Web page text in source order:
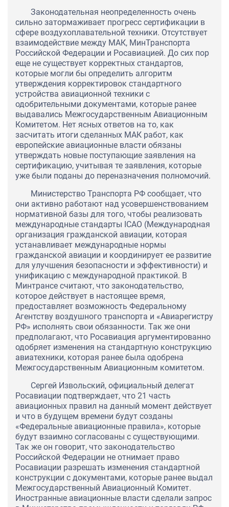
Законодательная неопределенность очень
сильно затормаживает прогресс сертификации в
сфере воздухоплавательной техники. Отсутствует
взаимодействие между МАК, МинТранспорта
Российской Федерации и Росавиацией. До сих пор
еще не существует корректных стандартов,
которые могли бы определить алгоритм
утверждения корректировок стандартного
устройства авиационной техники с
одобрительными документами, которые ранее
выдавались Межгосударственным Авиационным
Комитетом. Нет ясных ответов на то, как
засчитать итоги сделанных МАК работ, как
европейские авиационные власти обязаны
утверждать новые поступающие заявления на
сертификацию, учитывая те заявления, которые
уже были поданы до переназначения полномочий.
Министерство Транспорта РФ сообщает, что
они активно работают над усовершенствованием
нормативной базы для того, чтобы реализовать
международные стандарты ICAO (Международная
организация гражданской авиации, которая
устанавливает международные нормы
гражданской авиации и координирует ее развитие
для улучшения безопасности и эффективности) и
унификацию с международной практикой. В
Минтрансе считают, что законодательство,
которое действует в настоящее время,
предоставляет возможность Федеральному
Агентству воздушного транспорта и «Авиарегистру
РФ» исполнять свои обязанности. Так же они
предполагают, что Росавиация аргументированно
одобряет изменения на стандартную конструкцию
авиатехники, которая ранее была одобрена
Межгосударственным Авиационным комитетом.
Сергей Извольский, официальный делегат
Росавиации подтверждает, что 21 часть
авиационных правил на данный момент действует
и что в будущем времени будут созданы
«Федеральные авиационные правила», которые
будут взаимно согласованы с существующими.
Так же он говорит, что законодательство
Российской Федерации не отнимает право
Росавиации разрешать изменения стандартной
конструкции с документами, которые ранее выдал
Межгосударственный Авиационный Комитет.
Иностранные авиационные власти сделали запрос